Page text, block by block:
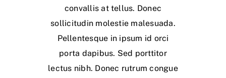
convallis at tellus. Donec
sollicitudin molestie malesuada.
Pellentesque in ipsum id orci
porta dapibus. Sed porttitor
lectus nibh. Donec rutrum congue